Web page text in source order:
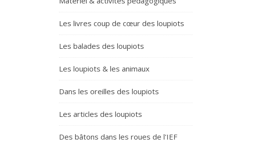
Les livres coup de cœur des loupiots
Les balades des loupiots
Les loupiots & les animaux
Dans les oreilles des loupiots
Les articles des loupiots
Des bâtons dans les roues de l'IEF